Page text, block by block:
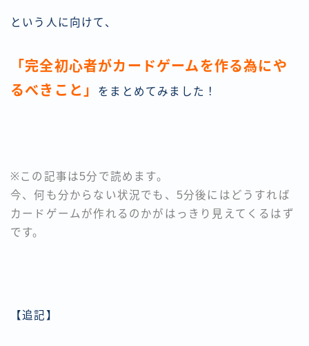
という人に向けて、
「完全初心者がカードゲームを作る為にや
るべきこと」
をまとめてみました！
※この記事は5分で読めます。
今、何も分からない状況でも、5分後にはどうすれば
カードゲームが作れるのかがはっきり見えてくるはず
です。
【追記】